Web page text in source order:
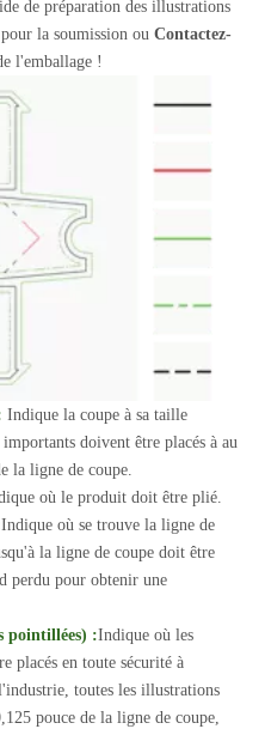
de préparation des illustrations
la soumission ou Contactez-
l'emballage !
Indique la coupe à sa taille
doivent être placés à au
la ligne de coupe.
où le produit doit être plié.
Indique où se trouve la ligne de
la ligne de coupe doit être
perdu pour obtenir une
pointillées) :Indique où les
placés en toute sécurité à
toutes les illustrations
pouce de la ligne de coupe,